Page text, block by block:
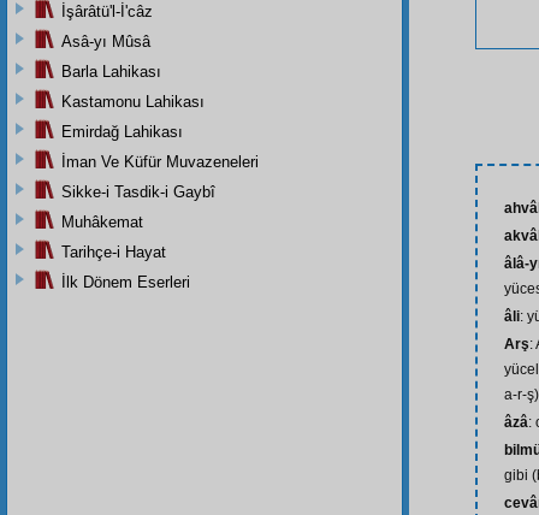
âlâ-
âli:
Arş:
a-r-ş)
âzâ:
gibi
İşârâtü'l-İ'câz
Asâ-yı Mûsâ
Barla Lahikası
Kastamonu Lahikası
Emirdağ Lahikası
İman Ve Küfür Muvazeneleri
Sikke-i Tasdik-i Gaybî
Muhâkemat
Tarihçe-i Hayat
İlk Dönem Eserleri